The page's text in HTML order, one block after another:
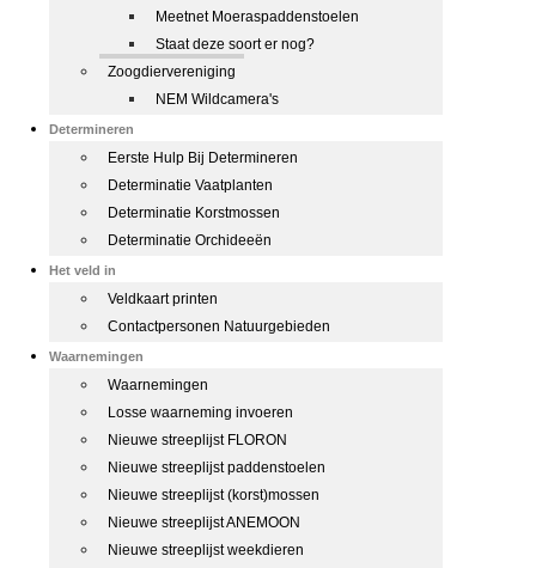
Meetnet Moeraspaddenstoelen
Staat deze soort er nog?
Zoogdiervereniging
NEM Wildcamera's
Determineren
Eerste Hulp Bij Determineren
Determinatie Vaatplanten
Determinatie Korstmossen
Determinatie Orchideeën
Het veld in
Veldkaart printen
Contactpersonen Natuurgebieden
Waarnemingen
Waarnemingen
Losse waarneming invoeren
Nieuwe streeplijst FLORON
Nieuwe streeplijst paddenstoelen
Nieuwe streeplijst (korst)mossen
Nieuwe streeplijst ANEMOON
Nieuwe streeplijst weekdieren